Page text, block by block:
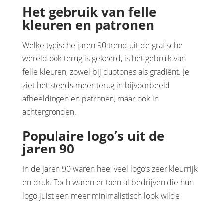
Het gebruik van felle
kleuren en patronen
Welke typische jaren 90 trend uit de grafische
wereld ook terug is gekeerd, is het gebruik van
felle kleuren, zowel bij duotones als gradiënt. Je
ziet het steeds meer terug in bijvoorbeeld
afbeeldingen en patronen, maar ook in
achtergronden.
Populaire logo’s uit de
jaren 90
In de jaren 90 waren heel veel logo’s zeer kleurrijk
en druk. Toch waren er toen al bedrijven die hun
logo juist een meer minimalistisch look wilde